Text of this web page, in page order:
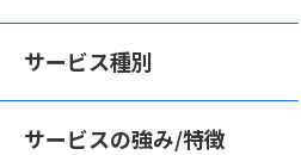
サービス種別
サービスの強み/特徴